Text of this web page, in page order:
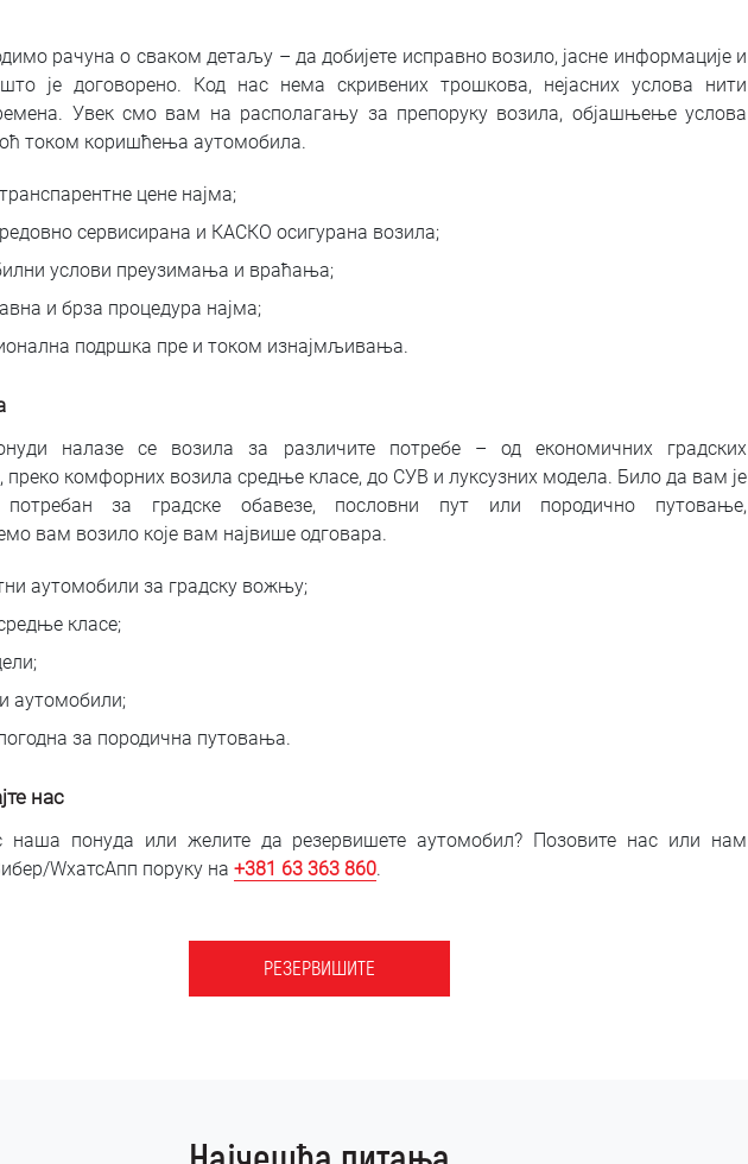
рачуна о сваком детаљу – да добијете исправно возило, јасне информације и
је договорено. Код нас нема скривених трошкова, нејасних услова нити
Увек смо вам на располагању за препоруку возила, објашњење услова
током коришћења аутомобила.
цене најма;
сервисирана и КАСКО осигурана возила;
услови преузимања и враћања;
и брза процедура најма;
подршка пре и током изнајмљивања.
налазе се возила за различите потребе – од економичних градских
преко комфорних возила средње класе, до СУВ и луксузних модела. Било да вам је
потребан за градске обавезе, пословни пут или породично путовање,
вам возило које вам највише одговара.
аутомобили за градску вожњу;
класе;
аутомобили;
за породична путовања.
нас
наша понуда или желите да резервишете аутомобил? Позовите нас или нам
WхатсАпп поруку на +381 63 363 860.
РЕЗЕРВИШИТЕ